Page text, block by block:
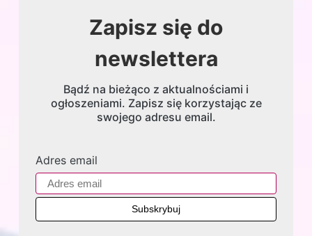
Zapisz się do
newslettera
Bądź na bieżąco z aktualnościami i
ogłoszeniami. Zapisz się korzystając ze
swojego adresu email.
Adres email